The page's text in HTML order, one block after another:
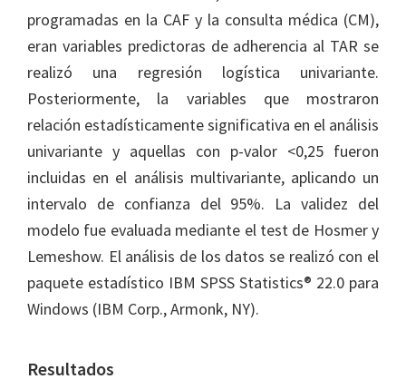
programadas en la CAF y la consulta médica (CM),
eran variables predictoras de adherencia al TAR se
realizó una regresión logística univariante.
Posteriormente, la variables que mostraron
relación estadísticamente significativa en el análisis
univariante y aquellas con p-valor <0,25 fueron
incluidas en el análisis multivariante, aplicando un
intervalo de confianza del 95%. La validez del
modelo fue evaluada mediante el test de Hosmer y
Lemeshow. El análisis de los datos se realizó con el
paquete estadístico IBM SPSS Statistics® 22.0 para
Windows (IBM Corp., Armonk, NY).
Resultados